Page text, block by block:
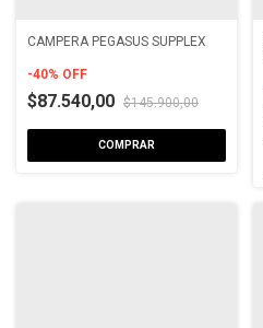
CAMPERA PEGASUS SUPPLEX
-40% OFF
$87.540,00 $145.900,00
COMPRAR